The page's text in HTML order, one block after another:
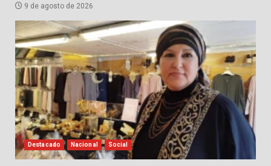
9 de agosto de 2026
Destacado Nacional Social